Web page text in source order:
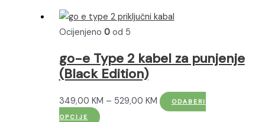
Ocijenjeno 0od 5
go-e Type 2 kabel za punjenje
(Black Edition)
349,00 KM – 529,00 KMRasponODABERI
OPCIJE
Ovaj